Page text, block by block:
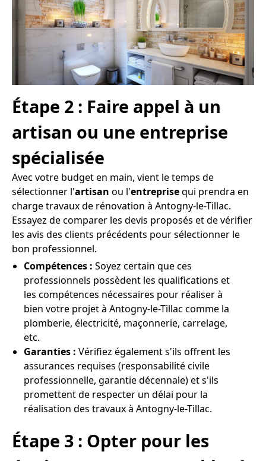
Étape 2 : Faire appel à un
artisan ou une entreprise
spécialisée
Avec votre budget en main, vient le temps de
sélectionner l'artisan ou l'entreprisequi prendra en
charge travaux de rénovation à Antogny-le-Tillac.
Essayez de comparer les devis proposés et de vérifier
les avis des clients précédents pour sélectionner le
bon professionnel.
Compétences : Soyez certain que ces
professionnels possèdent les qualifications et
les compétences nécessaires pour réaliser à
bien votre projet à Antogny-le-Tillac comme la
plomberie, électricité, maçonnerie, carrelage,
etc.
Garanties : Vérifiez également s'ils offrent les
assurances requises (responsabilité civile
professionnelle, garantie décennale) et s'ils
promettent de respecter un délai pour la
réalisation des travaux à Antogny-le-Tillac.
Étape 3 : Opter pour les